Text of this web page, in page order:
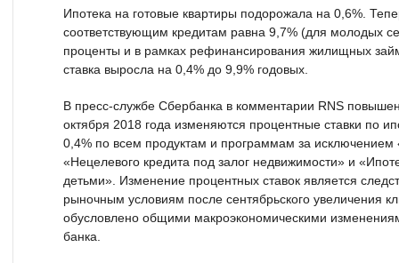
Ипотека на готовые квартиры подорожала на 0,6%.
соответствующим кредитам равна 9,7% (для молодых
проценты и в рамках рефинансирования жилищных
ставка выросла на 0,4% до 9,9% годовых.
В пресс-службе Сбербанка в комментарии RNS
октября 2018 года изменяются процентные ставки по
0,4% по всем продуктам и программам за исключением
«Нецелевого кредита под залог недвижимости» и
детьми». Изменение процентных ставок является
рыночным условиям после сентябрьского увеличения
обусловлено общими макроэкономическими
банка.